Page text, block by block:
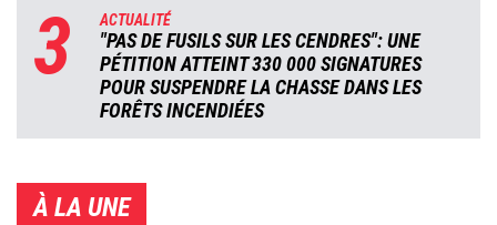
3 ACTUALITÉ
"PAS DE FUSILS SUR LES CENDRES": UNE
PÉTITION ATTEINT 330 000 SIGNATURES
POUR SUSPENDRE LA CHASSE DANS LES
FORÊTS INCENDIÉES
À LA UNE